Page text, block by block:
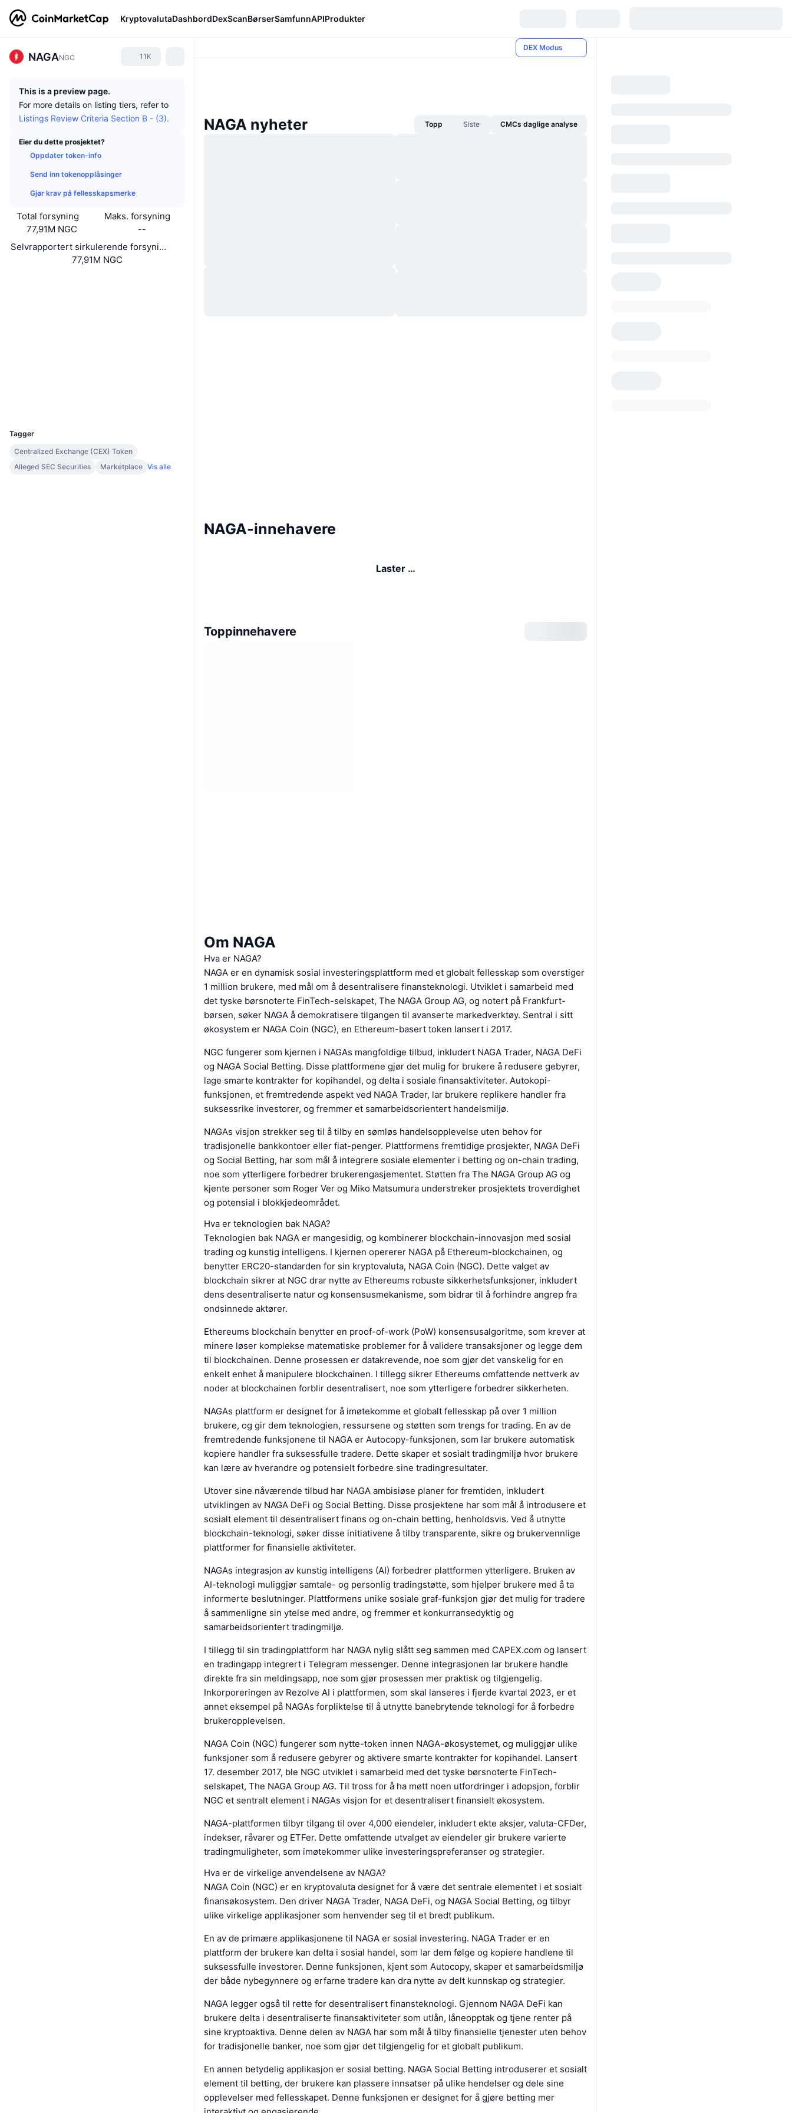
KryptovalutaDashbordDexScanBørserSamfunnAPIProdukter
NAGANGC 11K
This is a preview page.
For more details on listing tiers, refer to
Listings Review Criteria Section B - (3).
Eier du dette prosjektet?
Oppdater token-info
Send inn tokenopplåsinger
Gjør krav på fellesskapsmerke
Total forsyning
77,91M NGC
Maks. forsyning
--
Selvrapportert sirkulerende forsyning
77,91M NGC
Tagger
Centralized Exchange (CEX) Token
Alleged SEC Securities
Marketplace Vis alle
DEX Modus
NAGA nyheter Topp Siste CMCs daglige analyse
NAGA-innehavere
Laster …
Toppinnehavere
Om NAGA
Hva er NAGA?
NAGA er en dynamisk sosial investeringsplattform med et globalt fellesskap som overstiger
1 million brukere, med mål om å desentralisere finansteknologi. Utviklet i samarbeid med
det tyske børsnoterte FinTech-selskapet, The NAGA Group AG, og notert på Frankfurt-
børsen, søker NAGA å demokratisere tilgangen til avanserte markedverktøy. Sentral i sitt
økosystem er NAGA Coin (NGC), en Ethereum-basert token lansert i 2017.
NGC fungerer som kjernen i NAGAs mangfoldige tilbud, inkludert NAGA Trader, NAGA DeFi
og NAGA Social Betting. Disse plattformene gjør det mulig for brukere å redusere gebyrer,
lage smarte kontrakter for kopihandel, og delta i sosiale finansaktiviteter. Autokopi-
funksjonen, et fremtredende aspekt ved NAGA Trader, lar brukere replikere handler fra
suksessrike investorer, og fremmer et samarbeidsorientert handelsmiljø.
NAGAs visjon strekker seg til å tilby en sømløs handelsopplevelse uten behov for
tradisjonelle bankkontoer eller fiat-penger. Plattformens fremtidige prosjekter, NAGA DeFi
og Social Betting, har som mål å integrere sosiale elementer i betting og on-chain trading,
noe som ytterligere forbedrer brukerengasjementet. Støtten fra The NAGA Group AG og
kjente personer som Roger Ver og Miko Matsumura understreker prosjektets troverdighet
og potensial i blokkjedeområdet.
Hva er teknologien bak NAGA?
Teknologien bak NAGA er mangesidig, og kombinerer blockchain-innovasjon med sosial
trading og kunstig intelligens. I kjernen opererer NAGA på Ethereum-blockchainen, og
benytter ERC20-standarden for sin kryptovaluta, NAGA Coin (NGC). Dette valget av
blockchain sikrer at NGC drar nytte av Ethereums robuste sikkerhetsfunksjoner, inkludert
dens desentraliserte natur og konsensusmekanisme, som bidrar til å forhindre angrep fra
ondsinnede aktører.
Ethereums blockchain benytter en proof-of-work (PoW) konsensusalgoritme, som krever at
minere løser komplekse matematiske problemer for å validere transaksjoner og legge dem
til blockchainen. Denne prosessen er datakrevende, noe som gjør det vanskelig for en
enkelt enhet å manipulere blockchainen. I tillegg sikrer Ethereums omfattende nettverk av
noder at blockchainen forblir desentralisert, noe som ytterligere forbedrer sikkerheten.
NAGAs plattform er designet for å imøtekomme et globalt fellesskap på over 1 million
brukere, og gir dem teknologien, ressursene og støtten som trengs for trading. En av de
fremtredende funksjonene til NAGA er Autocopy-funksjonen, som lar brukere automatisk
kopiere handler fra suksessfulle tradere. Dette skaper et sosialt tradingmiljø hvor brukere
kan lære av hverandre og potensielt forbedre sine tradingresultater.
Utover sine nåværende tilbud har NAGA ambisiøse planer for fremtiden, inkludert
utviklingen av NAGA DeFi og Social Betting. Disse prosjektene har som mål å introdusere et
sosialt element til desentralisert finans og on-chain betting, henholdsvis. Ved å utnytte
blockchain-teknologi, søker disse initiativene å tilby transparente, sikre og brukervennlige
plattformer for finansielle aktiviteter.
NAGAs integrasjon av kunstig intelligens (AI) forbedrer plattformen ytterligere. Bruken av
AI-teknologi muliggjør samtale- og personlig tradingstøtte, som hjelper brukere med å ta
informerte beslutninger. Plattformens unike sosiale graf-funksjon gjør det mulig for tradere
å sammenligne sin ytelse med andre, og fremmer et konkurransedyktig og
samarbeidsorientert tradingmiljø.
I tillegg til sin tradingplattform har NAGA nylig slått seg sammen med CAPEX.com og lansert
en tradingapp integrert i Telegram messenger. Denne integrasjonen lar brukere handle
direkte fra sin meldingsapp, noe som gjør prosessen mer praktisk og tilgjengelig.
Inkorporeringen av Rezolve AI i plattformen, som skal lanseres i fjerde kvartal 2023, er et
annet eksempel på NAGAs forpliktelse til å utnytte banebrytende teknologi for å forbedre
brukeropplevelsen.
NAGA Coin (NGC) fungerer som nytte-token innen NAGA-økosystemet, og muliggjør ulike
funksjoner som å redusere gebyrer og aktivere smarte kontrakter for kopihandel. Lansert
17. desember 2017, ble NGC utviklet i samarbeid med det tyske børsnoterte FinTech-
selskapet, The NAGA Group AG. Til tross for å ha møtt noen utfordringer i adopsjon, forblir
NGC et sentralt element i NAGAs visjon for et desentralisert finansielt økosystem.
NAGA-plattformen tilbyr tilgang til over 4,000 eiendeler, inkludert ekte aksjer, valuta-CFDer,
indekser, råvarer og ETFer. Dette omfattende utvalget av eiendeler gir brukere varierte
tradingmuligheter, som imøtekommer ulike investeringspreferanser og strategier.
Hva er de virkelige anvendelsene av NAGA?
NAGA Coin (NGC) er en kryptovaluta designet for å være det sentrale elementet i et sosialt
finansøkosystem. Den driver NAGA Trader, NAGA DeFi, og NAGA Social Betting, og tilbyr
ulike virkelige applikasjoner som henvender seg til et bredt publikum.
En av de primære applikasjonene til NAGA er sosial investering. NAGA Trader er en
plattform der brukere kan delta i sosial handel, som lar dem følge og kopiere handlene til
suksessfulle investorer. Denne funksjonen, kjent som Autocopy, skaper et samarbeidsmiljø
der både nybegynnere og erfarne tradere kan dra nytte av delt kunnskap og strategier.
NAGA legger også til rette for desentralisert finansteknologi. Gjennom NAGA DeFi kan
brukere delta i desentraliserte finansaktiviteter som utlån, låneopptak og tjene renter på
sine kryptoaktiva. Denne delen av NAGA har som mål å tilby finansielle tjenester uten behov
for tradisjonelle banker, noe som gjør det tilgjengelig for et globalt publikum.
En annen betydelig applikasjon er sosial betting. NAGA Social Betting introduserer et sosialt
element til betting, der brukere kan plassere innsatser på ulike hendelser og dele sine
opplevelser med fellesskapet. Denne funksjonen er designet for å gjøre betting mer